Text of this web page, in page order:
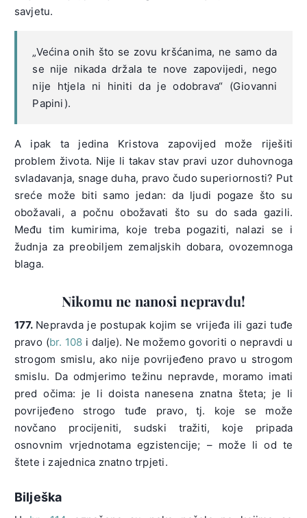
savjetu.
„Većina onih što se zovu kršćanima, ne samo da
se nije nikada držala te nove zapovijedi, nego
nije htjela ni hiniti da je odobrava“ (Giovanni
Papini).
A ipak ta jedina Kristova zapovijed može riješiti
problem života. Nije li takav stav pravi uzor duhovnoga
svladavanja, snage duha, pravo čudo superiornosti? Put
sreće može biti samo jedan: da ljudi pogaze što su
obožavali, a počnu obožavati što su do sada gazili.
Među tim kumirima, koje treba pogaziti, nalazi se i
žudnja za preobiljem zemaljskih dobara, ovozemnoga
blaga.
Nikomu ne nanosi nepravdu!
177. Nepravda je postupak kojim se vrijeđa ili gazi tuđe
pravo (br. 108 i dalje). Ne možemo govoriti o nepravdi u
strogom smislu, ako nije povrijeđeno pravo u strogom
smislu. Da odmjerimo težinu nepravde, moramo imati
pred očima: je li doista nanesena znatna šteta; je li
povrijeđeno strogo tuđe pravo, tj. koje se može
novčano procijeniti, sudski tražiti, koje pripada
osnovnim vrjednotama egzistencije; – može li od te
štete i zajednica znatno trpjeti.
Bilješka